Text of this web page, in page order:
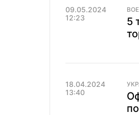
09.05.2024
12:23
5
18.04.2024
13:40